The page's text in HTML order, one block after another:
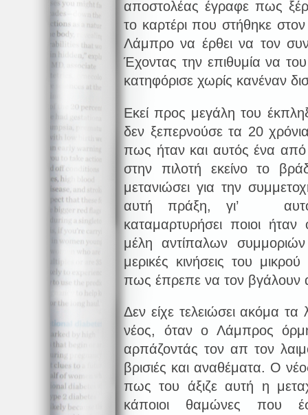
αποστολέας έγραφε πως
το καρτέρι που στήθηκε
Λάμπρο να έρθει να τον
Έχοντας την επιθυμία να
κατηφόρισε χωρίς κανέναν
Εκεί προς μεγάλη του
δεν ξεπερνούσε τα 20
πως ήταν και αυτός ένα
στην πιλοτή εκείνο το
μετανιώσει για την
αυτή πράξη, γι’
καταμαρτυρήσει ποιοι
μέλη αντίπαλων
μερικές κινήσεις του
πως έπρεπε να τον βγάλουν
Δεν είχε τελειώσει ακόμα τα
νέος, όταν ο Λάμπρος
αρπάζοντάς τον απ τον
βρισιές και αναθέματα. Ο
πως του άξιζε αυτή η
κάποιοι θαμώνες που